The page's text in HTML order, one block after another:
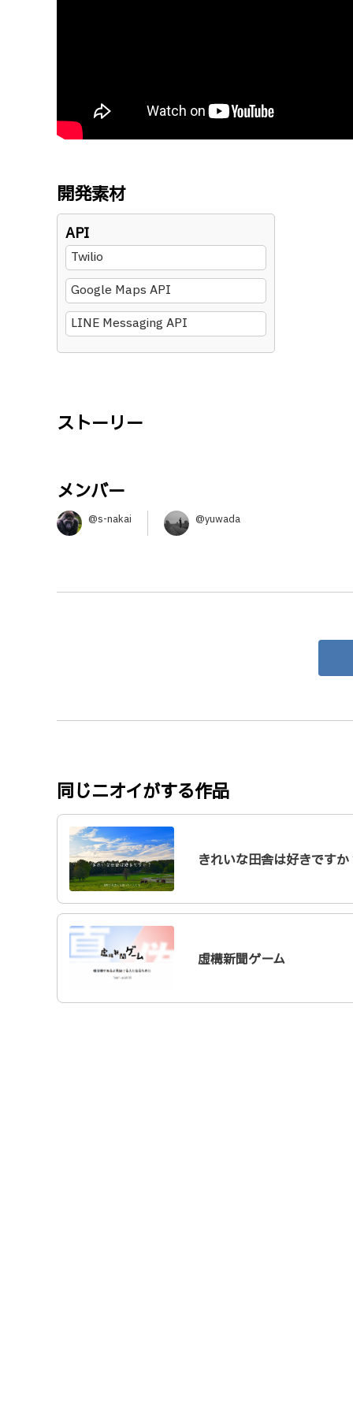
開発素材
API
Twilio
Google Maps API
LINE Messaging API
ストーリー
メンバー
@s-nakai @yuwada
同じニオイがする作品
きれいな田舎は好きですか
虚構新聞ゲーム